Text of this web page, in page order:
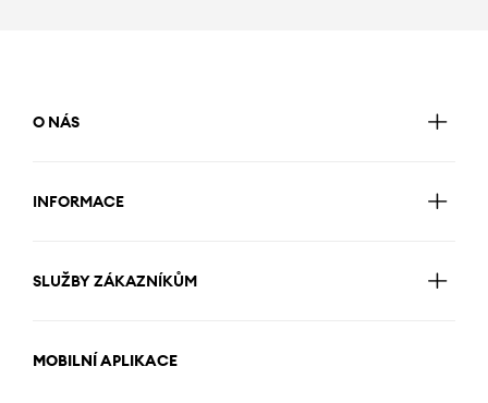
O NÁS
INFORMACE
SLUŽBY ZÁKAZNÍKŮM
MOBILNÍ APLIKACE